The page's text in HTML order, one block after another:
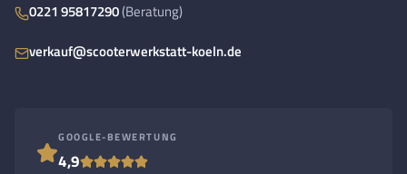
0221 95817290(Beratung)
verkauf@scooterwerkstatt-koeln.de
GOOGLE-BEWERTUNG
4,9